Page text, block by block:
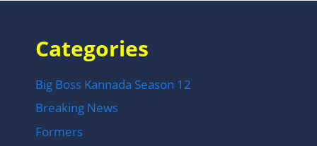
Categories
Big Boss Kannada Season 12
Breaking News
Formers